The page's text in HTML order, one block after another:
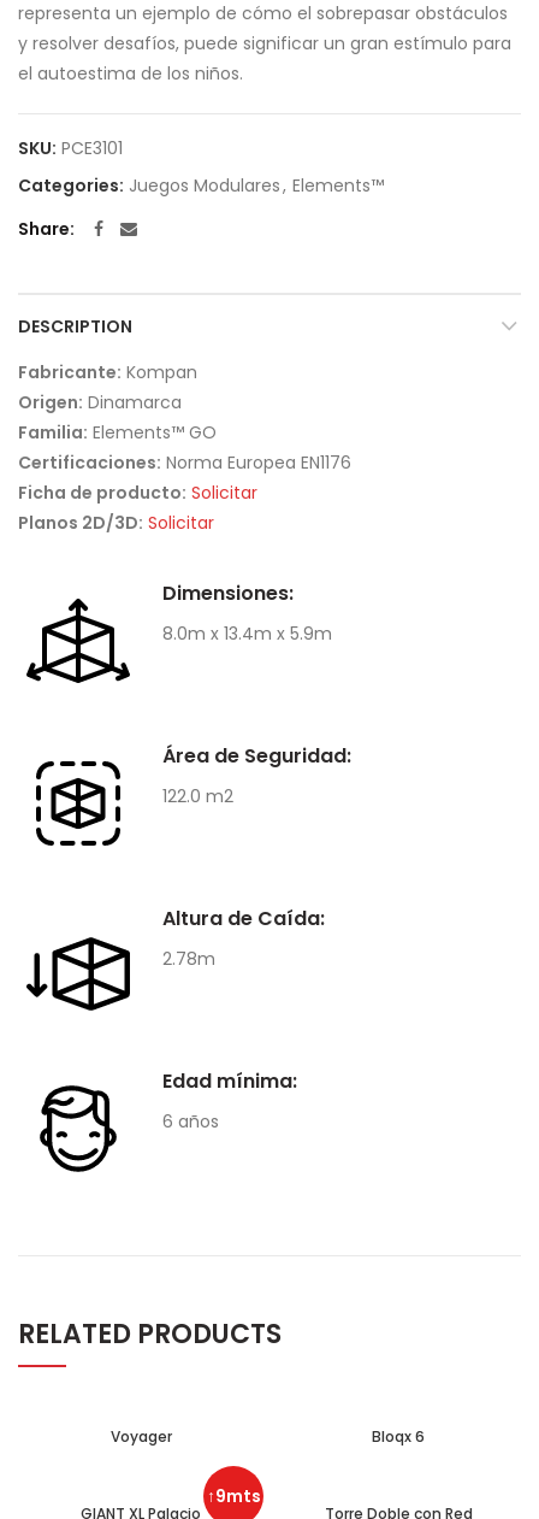
representa un ejemplo de cómo el sobrepasar obstáculos
y resolver desafíos, puede significar un gran estímulo para
el autoestima de los niños.
SKU: PCE3101
Categories: Juegos Modulares, Elements™
Share
DESCRIPTION
Fabricante: Kompan
Origen: Dinamarca
Familia: Elements™ GO
Certificaciones: Norma Europea EN1176
Ficha de producto: Solicitar
Planos 2D/3D: Solicitar
Dimensiones:
8.0m x 13.4m x 5.9m
Área de Seguridad:
122.0 m2
Altura de Caída:
2.78m
Edad mínima:
6 años
RELATED PRODUCTS
Voyager Bloqx 6
↑9mts
GIANT XL Palacio Torre Doble con Red